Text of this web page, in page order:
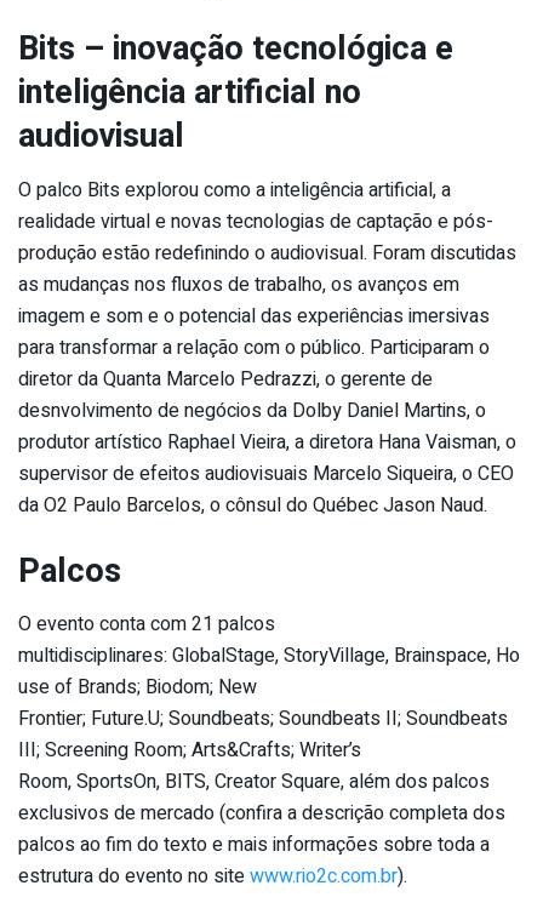
Bits – inovação tecnológica e
inteligência artificial no
audiovisual
O palco Bits explorou como a inteligência artificial, a
realidade virtual e novas tecnologias de captação e pós-
produção estão redefinindo o audiovisual. Foram discutidas
as mudanças nos fluxos de trabalho, os avanços em
imagem e som e o potencial das experiências imersivas
para transformar a relação com o público. Participaram o
diretor da Quanta Marcelo Pedrazzi, o gerente de
desnvolvimento de negócios da Dolby Daniel Martins, o
produtor artístico Raphael Vieira, a diretora Hana Vaisman, o
supervisor de efeitos audiovisuais Marcelo Siqueira, o CEO
da O2 Paulo Barcelos, o cônsul do Québec Jason Naud.
Palcos
O evento conta com 21 palcos
multidisciplinares: GlobalStage, StoryVillage, Brainspace, Ho
use of Brands; Biodom; New
Frontier; Future.U; Soundbeats; Soundbeats II; Soundbeats
III; Screening Room; Arts&Crafts; Writer’s
Room, SportsOn, BITS, Creator Square, além dos palcos
exclusivos de mercado (confira a descrição completa dos
palcos ao fim do texto e mais informações sobre toda a
estrutura do evento no sitewww.rio2c.com.br).